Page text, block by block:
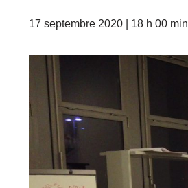
17 septembre 2020 | 18 h 00 min